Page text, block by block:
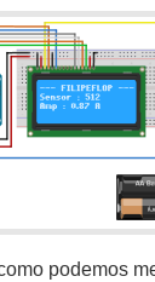
podemos